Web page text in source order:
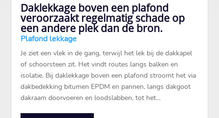
Daklekkage boven een plafond
veroorzaakt regelmatig schade op
een andere plek dan de bron.
Plafond lekkage
Je ziet een vlek in de gang, terwijl het lek bij de dakkapel
of schoorsteen zit. Het vindt routes langs balken en
isolatie. Bij daklekkage boven een plafond stroomt het via
dakbedekking bitumen EPDM en pannen, langs dakgoot
dakraam doorvoeren en loodslabben, tot het…